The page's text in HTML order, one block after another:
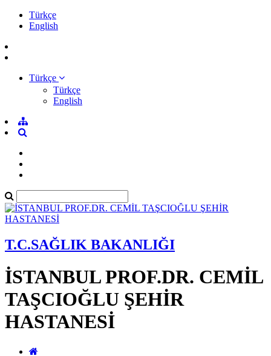
Türkçe
English
Türkçe
Türkçe
English
T.C.SAĞLIK BAKANLIĞI
İSTANBUL PROF.DR. CEMİL
TAŞCIOĞLU ŞEHİR
HASTANESİ